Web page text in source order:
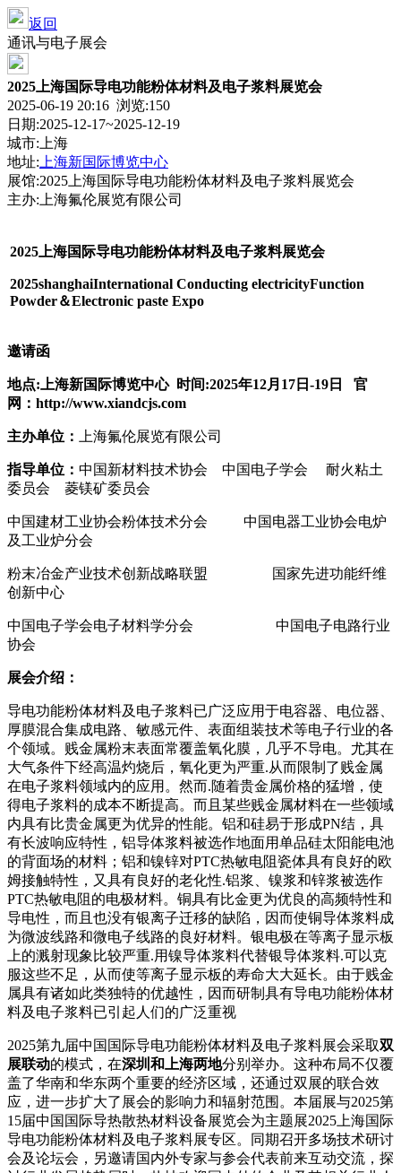
返回
通讯与电子展会
2025上海国际导电功能粉体材料及电子浆料展览会
2025-06-19 20:16 浏览:150
日期:2025-12-17~2025-12-19
城市:上海
地址: 上海新国际博览中心
展馆:2025上海国际导电功能粉体材料及电子浆料展览会
主办:上海氟伦展览有限公司
2025 上海国际导电功能粉体材料及电子浆料展览会
2025shanghaiInternational Conducting electricityFunction
Powder＆Electronic paste Expo
邀请函
地点: 上海新国际博览中心 时间:2025年12月 17 日-19 日
官
网：http://www.xiandcjs.com
主办单位： 上海氟伦展览有限公司
指导单位： 中国新材料技术协会 中国电子学会 耐火粘土
委员会 菱镁矿委员会
中国建材工业协会粉体技术分会 中国电器工业协会电炉
及工业炉分会
粉末冶金产业技术创新战略联盟 国家先进功能纤维
创新中心
中国电子学会电子材料学分会 中国电子电路行业
协会
展会介绍：
导电功能粉体材料及电子浆料已广泛应用于电容器、电位器、
厚膜混合集成电路、敏感元件、表面组装技术等电子行业的各
个领域。贱金属粉末表面常覆盖氧化膜，几乎不导电。尤其在
大气条件下经高温灼烧后，氧化更为严重.从而限制了贱金属
在电子浆料领域内的应用。然而.随着贵金属价格的猛增，使
得电子浆料的成本不断提高。而且某些贱金属材料在一些领域
内具有比贵金属更为优异的性能。铝和硅易于形成PN结，具
有长波响应特性，铝导体浆料被选作地面用单品硅太阳能电池
的背面场的材料；铝和镍锌对PTC热敏电阻瓷体具有良好的欧
姆接触特性，又具有良好的老化性.铝浆、镍浆和锌浆被选作
PTC热敏电阻的电极材料。铜具有比金更为优良的高频特性和
导电性，而且也没有银离子迁移的缺陷，因而使铜导体浆料成
为微波线路和微电子线路的良好材料。银电极在等离子显示板
上的溅射现象比较严重.用镍导体浆料代替银导体浆料.可以克
服这些不足，从而使等离子显示板的寿命大大延长。由于贱金
属具有诸如此类独特的优越性，因而研制具有导电功能粉体材
料及电子浆料已引起人们的广泛重视
2025第九届中国国际导电功能粉体材料及电子浆料展会采取双
展联动的模式，在深圳和上海两地分别举办。这种布局不仅覆
盖了华南和华东两个重要的经济区域，还通过双展的联合效
应，进一步扩大了展会的影响力和辐射范围。本届展与2025第
15届中国国际导热散热材料设备展览会为主题展2025上海国际
导电功能粉体材料及电子浆料展专区。同期召开多场技术研讨
会及论坛会，另邀请国内外专家与参会代表前来互动交流，探